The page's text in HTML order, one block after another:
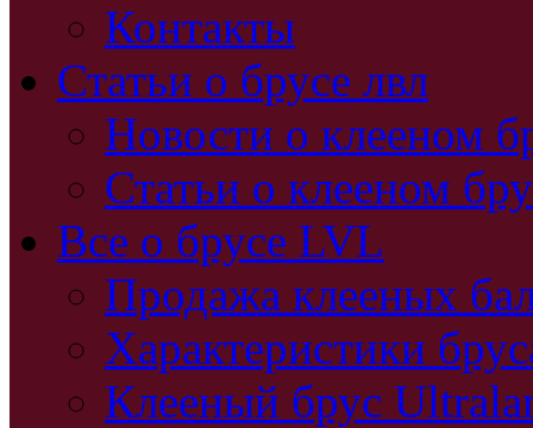
Контакты
Статьи о брусе лвл
Новости о клееном
Статьи о клееном
Все о брусе LVL
Продажа клееных
Характеристики
Клееный брус